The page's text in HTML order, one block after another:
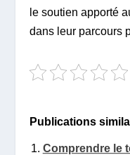
le soutien apporté
dans leur parcours
Publications
Comprendre le